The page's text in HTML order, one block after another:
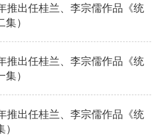
推出任桂兰、李宗儒作品《统
）
推出任桂兰、李宗儒作品《统
）
推出任桂兰、李宗儒作品《统